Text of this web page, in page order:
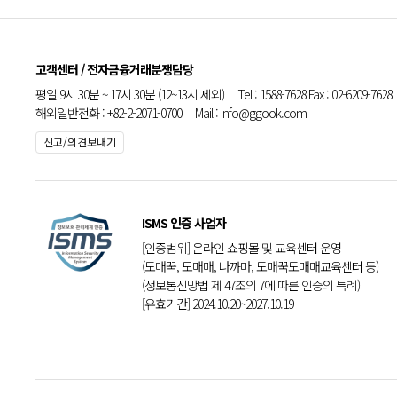
고객센터 / 전자금융거래분쟁담당
평일 9시 30분 ~ 17시 30분 (12~13시 제외) Tel : 1588-7628 Fax : 02-6209-7628
해외일반전화 : +82-2-2071-0700 Mail : info@ggook.com
신고/의견보내기
ISMS 인증 사업자
[인증범위] 온라인 쇼핑몰 및 교육센터 운영
(도매꾹, 도매매, 나까마, 도매꾹도매매교육센터 등)
(정보통신망법 제 47조의 7에 따른 인증의 특례)
[유효기간] 2024.10.20~2027.10.19